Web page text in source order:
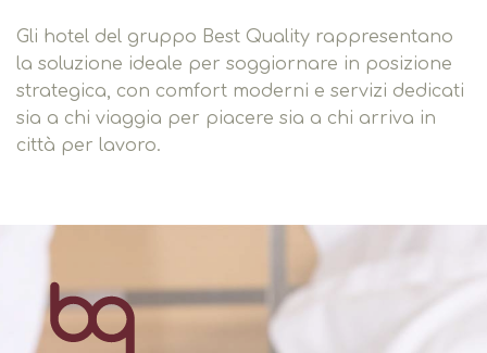
Gli hotel del gruppo Best Quality rappresentano
la soluzione ideale per soggiornare in posizione
strategica, con comfort moderni e servizi dedicati
sia a chi viaggia per piacere sia a chi arriva in
città per lavoro.